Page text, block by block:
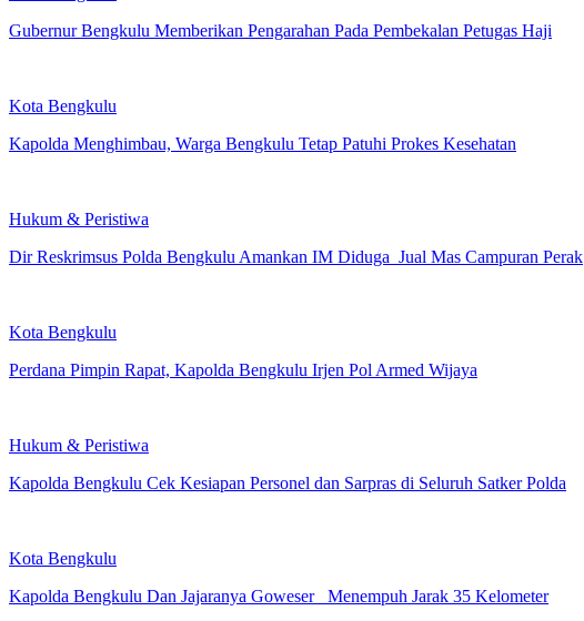
Gubernur Bengkulu Memberikan Pengarahan Pada Pembekalan Petugas Haji
Kota Bengkulu
Kapolda Menghimbau, Warga Bengkulu Tetap Patuhi Prokes Kesehatan
Hukum & Peristiwa
Dir Reskrimsus Polda Bengkulu Amankan IM Diduga Jual Mas Campuran Perak
Kota Bengkulu
Perdana Pimpin Rapat, Kapolda Bengkulu Irjen Pol Armed Wijaya
Hukum & Peristiwa
Kapolda Bengkulu Cek Kesiapan Personel dan Sarpras di Seluruh Satker Polda
Kota Bengkulu
Kapolda Bengkulu Dan Jajaranya Goweser Menempuh Jarak 35 Kelometer